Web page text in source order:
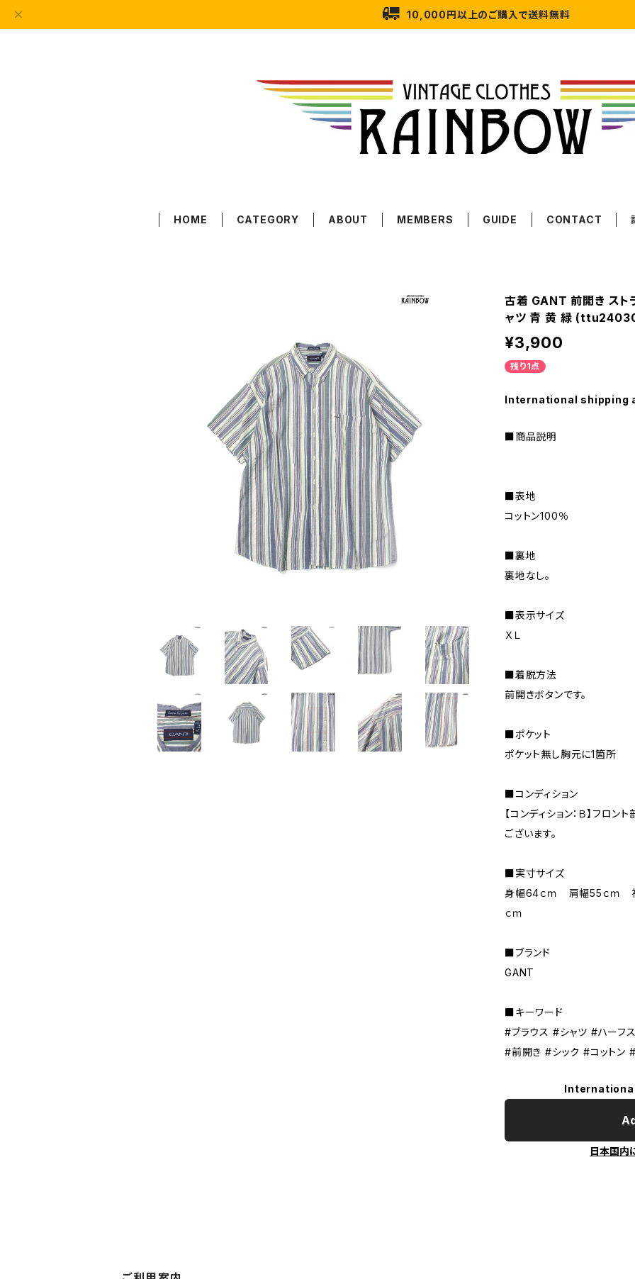
10,000円以上のご購入で送料無料
HOME CATEGORY ABOUT MEMBERS GUIDE CONTACT
古着 GANT 前開き スト
ャツ 青 黄 緑
¥3,900
残り1点
International shipping
■商品説明
■表地
コットン100％
■裏地
裏地なし。
■表示サイズ
ＸＬ
■着脱方法
前開きボタンです。
■ポケット
ポケット無し胸元に1箇所
■コンディション
【コンディション：Ｂ】フロ
ございます。
■実寸サイズ
身幅64ｃｍ 肩幅55ｃｍ
ｃｍ
■ブランド
GANT
■キーワード
#ブラウス #シャツ #ハーフ
#前開き #シック #コットン
日本国内